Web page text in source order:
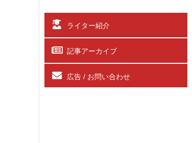
ライター紹介
記事アーカイブ
広告 / お問い合わせ